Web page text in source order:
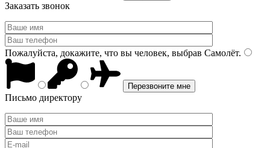
Заказать звонок
Пожалуйста, докажите, что вы человек, выбрав Самолёт.
Письмо директору